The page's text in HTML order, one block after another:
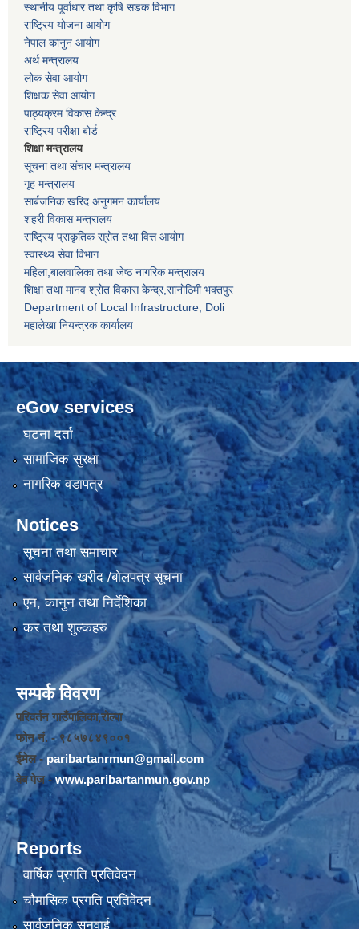
स्थानीय पूर्वाधार तथा कृषि सडक विभाग
राष्ट्रिय योजना आयोग
नेपाल कानुन आयोग
अर्थ मन्त्रालय
लोक सेवा आयोग
शिक्षक सेवा आयोग
पाठ्यक्रम विकास केन्द्र
राष्ट्रिय परीक्षा बोर्ड
शिक्षा मन्त्रालय
सूचना तथा संचार मन्त्रालय
गृह मन्त्रालय
सार्बजनिक खरिद अनुगमन कार्यालय
शहरी विकास मन्त्रालय
राष्ट्रिय प्राकृतिक स्रोत तथा वित्त आयोग
स्वास्थ्य सेवा विभाग
महिला,बालवालिका तथा जेष्ठ नागरिक मन्त्रालय
शिक्षा तथा मानव श्राेत विकास केन्द्र,सानाेठिमी भक्तपुर
Department of Local Infrastructure, Doli
महालेखा नियन्त्रक कार्यालय
eGov services
घटना दर्ता
सामाजिक सुरक्षा
नागरिक वडापत्र
Notices
सूचना तथा समाचार
सार्वजनिक खरीद /बोलपत्र सूचना
एन, कानुन तथा निर्देशिका
कर तथा शुल्कहरु
सम्पर्क विवरण
परिवर्तन गाउँपालिका,रोल्पा
फोन नंं. - ९८५७८४९००१
ईमेल -paribartanrmun@gmail.com
वेब पेज -www.paribartanmun.gov.np
Reports
वार्षिक प्रगति प्रतिवेदन
चौमासिक प्रगति प्रतिवेदन
सार्वजनिक सुनुवाई